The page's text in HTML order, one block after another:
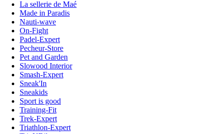
La sellerie de Maé
Made in Paradis
Nauti-wave
On-Fight
Padel-Expert
Pecheur-Store
Pet and Garden
Slowood Interior
Smash-Expert
Sneak'In
Sneakids
Sport is good
Training-Fit
Trek-Expert
Triathlon-Expert